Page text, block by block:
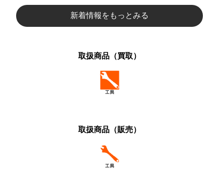
新着情報をもっとみる
取扱商品（買取）
取扱商品（販売）